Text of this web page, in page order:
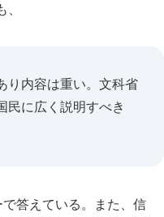
り内容は重い。文科省
民に広く説明すべき
答えている。また、信